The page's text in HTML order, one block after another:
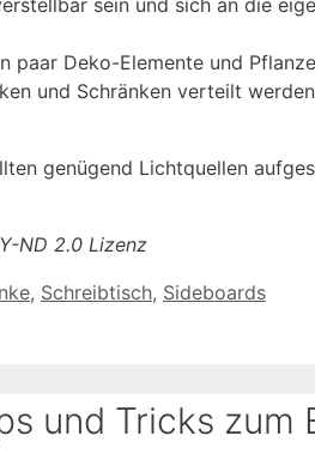
sein und sich an die
Deko-Elemente und
und Schränken verteilt
genügend Lichtquellen
ND 2.0 Lizenz
, Schreibtisch, Sideboards
und Tricks zum